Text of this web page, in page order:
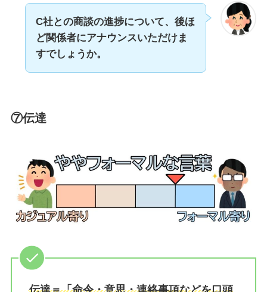
C社との商談の進捗について、後ほ
ど関係者にアナウンスいただけま
すでしょうか。
⑦伝達
伝達＝「命令・意思・連絡事項などを口頭